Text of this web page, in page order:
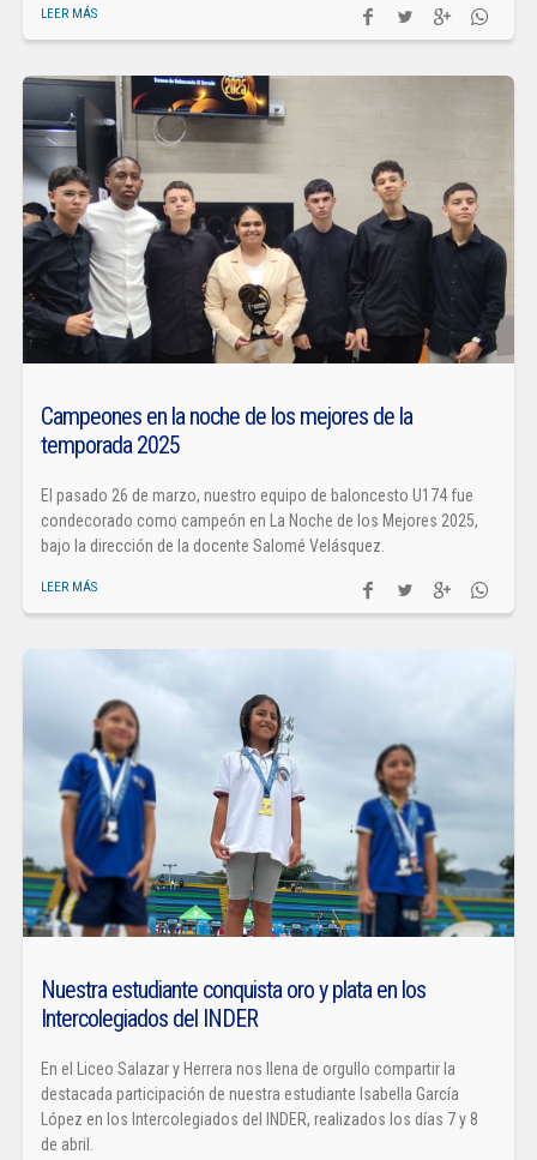
LEER MÁS
Campeones en la noche de los mejores de la
temporada 2025
El pasado 26 de marzo, nuestro equipo de baloncesto U174 fue
condecorado como campeón en La Noche de los Mejores 2025,
bajo la dirección de la docente Salomé Velásquez.
LEER MÁS
Nuestra estudiante conquista oro y plata en los
Intercolegiados del INDER
En el Liceo Salazar y Herrera nos llena de orgullo compartir la
destacada participación de nuestra estudiante Isabella García
López en los Intercolegiados del INDER, realizados los días 7 y 8
de abril.